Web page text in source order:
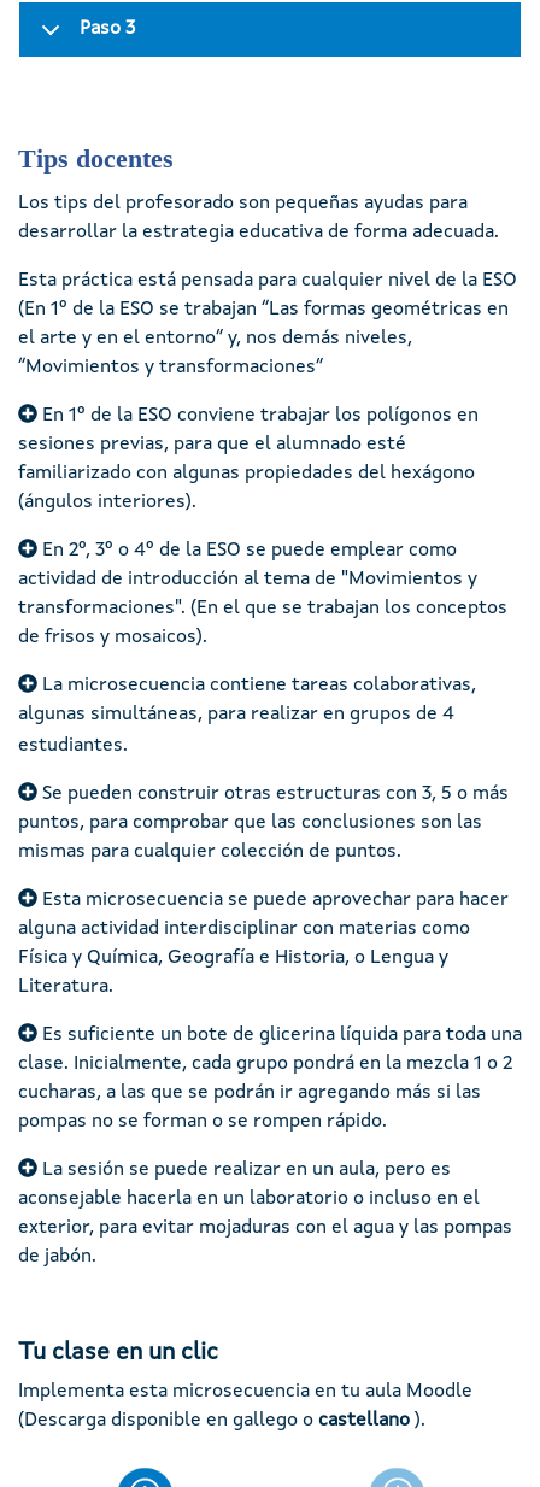
Paso 3
Tips docentes
Los tips del profesorado son pequeñas ayudas para
desarrollar la estrategia educativa de forma adecuada.
Esta práctica está pensada para cualquier nivel de la ESO
(En 1º de la ESO se trabajan “Las formas geométricas en
el arte y en el entorno” y, nos demás niveles,
“Movimientos y transformaciones”
En 1º de la ESO conviene trabajar los polígonos en
sesiones previas, para que el alumnado esté
familiarizado con algunas propiedades del hexágono
(ángulos interiores).
En 2º, 3º o 4º de la ESO se puede emplear como
actividad de introducción al tema de "Movimientos y
transformaciones". (En el que se trabajan los conceptos
de frisos y mosaicos).
La microsecuencia contiene tareas colaborativas,
algunas simultáneas, para realizar en grupos de 4
estudiantes.
Se pueden construir otras estructuras con 3, 5 o más
puntos, para comprobar que las conclusiones son las
mismas para cualquier colección de puntos.
Esta microsecuencia se puede aprovechar para hacer
alguna actividad interdisciplinar con materias como
Física y Química, Geografía e Historia, o Lengua y
Literatura.
Es suficiente un bote de glicerina líquida para toda una
clase. Inicialmente, cada grupo pondrá en la mezcla 1 o 2
cucharas, a las que se podrán ir agregando más si las
pompas no se forman o se rompen rápido.
La sesión se puede realizar en un aula, pero es
aconsejable hacerla en un laboratorio o incluso en el
exterior, para evitar mojaduras con el agua y las pompas
de jabón.
Tu clase en un clic
Implementa esta microsecuencia en tu aula Moodle
(Descarga disponible en gallego o castellano ).
Imaxe Imaxe